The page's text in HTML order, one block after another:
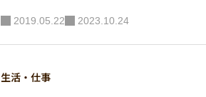
2019.05.22 2023.10.24
生活・仕事